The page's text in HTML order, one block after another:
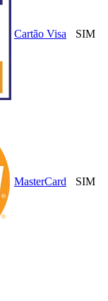
Cartão Visa SIM
MasterCard SIM